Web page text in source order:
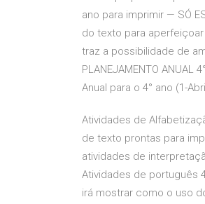
ano para imprimir — SÓ
do texto para
traz a possibilidade de
PLANEJAMENTO ANUAL
Anual para o 4° ano (1-
Atividades de
de texto prontas para
atividades de
Atividades de português
irá mostrar como o uso